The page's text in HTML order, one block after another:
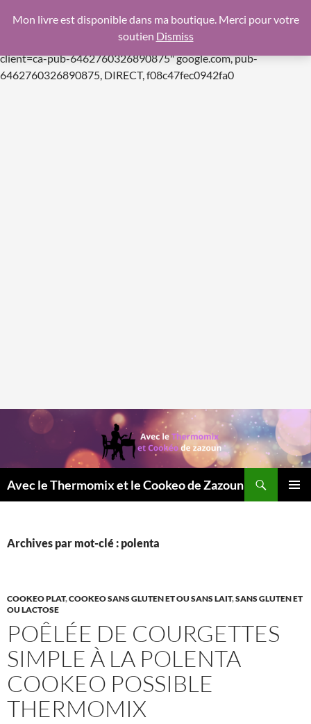
f08c47fec0942fa0
https://pagead2.googlesyndication.com/pagead/js/
client=ca-pub-6462760326890875"google.com, pub-
6462760326890875, DIRECT, f08c47fec0942fa0Aller
Avec le Thermomix et le Cookeo de Zazoun
Archives par mot-clé : polenta
COOKEO PLAT,COOKEO SANS GLUTEN ET OU SANS LAIT,SANS GLUTEN ET
OU LACTOSE
POÊLÉE DE COURGETTES
SIMPLE À LA POLENTA
COOKEO POSSIBLE
THERMOMIX
Mon livre est disponible dans ma boutique. Merci pour votre
soutien Dismiss